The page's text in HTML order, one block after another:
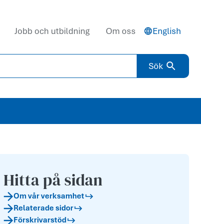
Jobb och utbildning Om oss English
Sök
Hitta på sidan
Om vår verksamhet
Relaterade sidor
Förskrivarstöd